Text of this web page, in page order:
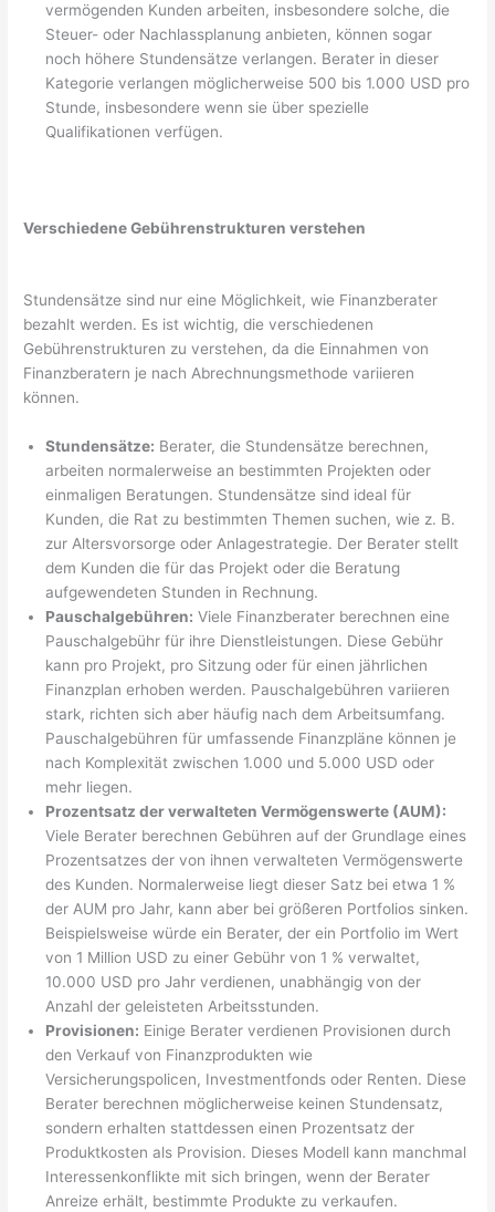
vermögenden Kunden arbeiten, insbesondere solche, die
Steuer- oder Nachlassplanung anbieten, können sogar
noch höhere Stundensätze verlangen. Berater in dieser
Kategorie verlangen möglicherweise 500 bis 1.000 USD pro
Stunde, insbesondere wenn sie über spezielle
Qualifikationen verfügen.
Verschiedene Gebührenstrukturen verstehen
Stundensätze sind nur eine Möglichkeit, wie Finanzberater
bezahlt werden. Es ist wichtig, die verschiedenen
Gebührenstrukturen zu verstehen, da die Einnahmen von
Finanzberatern je nach Abrechnungsmethode variieren
können.
Stundensätze: Berater, die Stundensätze berechnen,
arbeiten normalerweise an bestimmten Projekten oder
einmaligen Beratungen. Stundensätze sind ideal für
Kunden, die Rat zu bestimmten Themen suchen, wie z. B.
zur Altersvorsorge oder Anlagestrategie. Der Berater stellt
dem Kunden die für das Projekt oder die Beratung
aufgewendeten Stunden in Rechnung.
Pauschalgebühren: Viele Finanzberater berechnen eine
Pauschalgebühr für ihre Dienstleistungen. Diese Gebühr
kann pro Projekt, pro Sitzung oder für einen jährlichen
Finanzplan erhoben werden. Pauschalgebühren variieren
stark, richten sich aber häufig nach dem Arbeitsumfang.
Pauschalgebühren für umfassende Finanzpläne können je
nach Komplexität zwischen 1.000 und 5.000 USD oder
mehr liegen.
Prozentsatz der verwalteten Vermögenswerte (AUM):
Viele Berater berechnen Gebühren auf der Grundlage eines
Prozentsatzes der von ihnen verwalteten Vermögenswerte
des Kunden. Normalerweise liegt dieser Satz bei etwa 1 %
der AUM pro Jahr, kann aber bei größeren Portfolios sinken.
Beispielsweise würde ein Berater, der ein Portfolio im Wert
von 1 Million USD zu einer Gebühr von 1 % verwaltet,
10.000 USD pro Jahr verdienen, unabhängig von der
Anzahl der geleisteten Arbeitsstunden.
Provisionen: Einige Berater verdienen Provisionen durch
den Verkauf von Finanzprodukten wie
Versicherungspolicen, Investmentfonds oder Renten. Diese
Berater berechnen möglicherweise keinen Stundensatz,
sondern erhalten stattdessen einen Prozentsatz der
Produktkosten als Provision. Dieses Modell kann manchmal
Interessenkonflikte mit sich bringen, wenn der Berater
Anreize erhält, bestimmte Produkte zu verkaufen.